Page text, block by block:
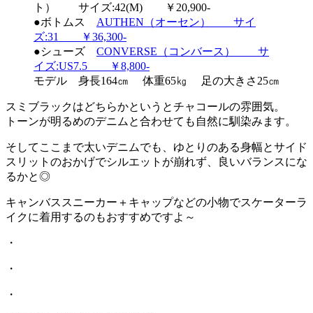
ト） サイズ:42(M) ￥20,900-
●ボトムス AUTHEN（オーセン） サイ
ズ:31 ￥36,300-
●シューズ CONVERSE（コンバース） サ
イズ:US7.5 ￥8,800-
モデル 身長164㎝ 体重65㎏ 足の大きさ25㎝
スミブラックはどちらかというとチャコールの雰囲気。
トーンが明るめのデニムと合わせても自然に馴染みます。
そしてここまで太いデニムでも、ゆとりのある身幅とサイド
スリットのおかげでシルエットが崩れず、良いバランスにな
るかと◎
キャンバススニーカー＋キャップなどの小物でスケーターラ
イクに着用するのもおすすめですよ～
・
・
・